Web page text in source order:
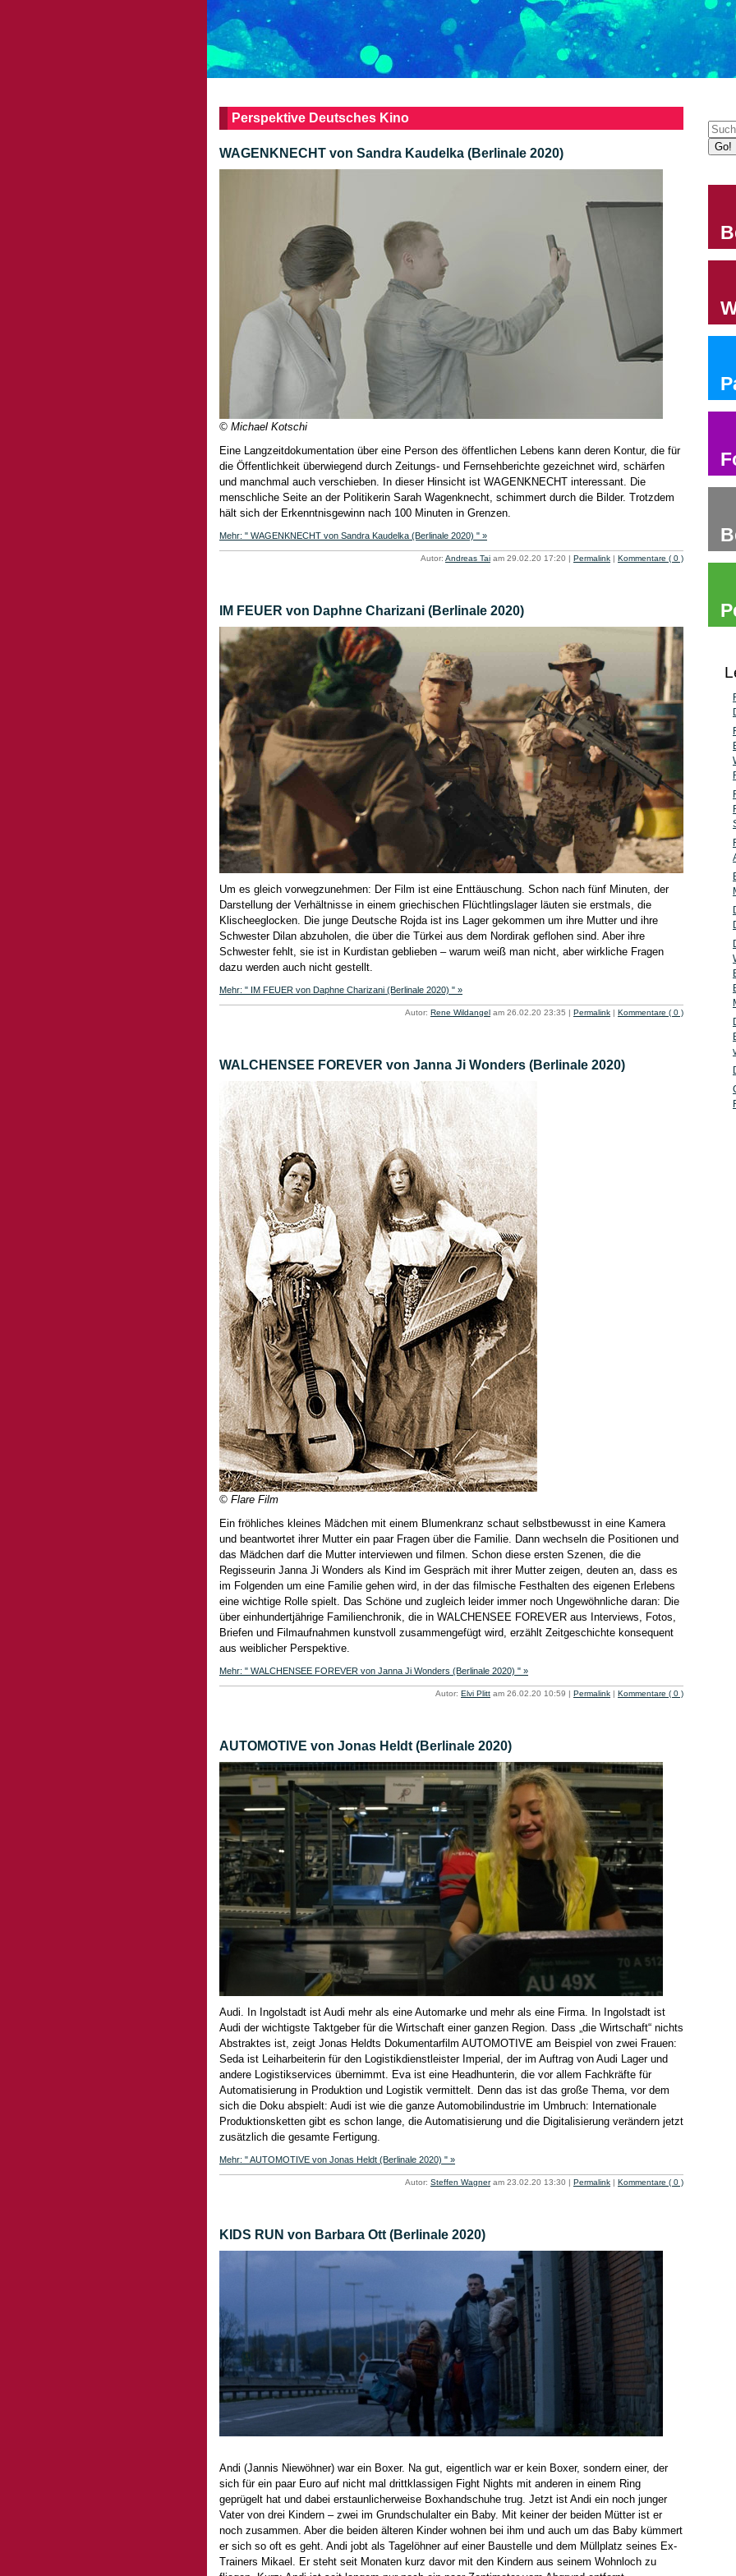
Perspektive Deutsches Kino
WAGENKNECHT von Sandra Kaudelka (Berlinale 2020)
© Michael Kotschi
Eine Langzeitdokumentation über eine Person des öffentlichen Lebens kann deren Kontur, die für
die Öffentlichkeit überwiegend durch Zeitungs- und Fernsehberichte gezeichnet wird, schärfen
und manchmal auch verschieben. In dieser Hinsicht ist WAGENKNECHT interessant. Die
menschliche Seite an der Politikerin Sarah Wagenknecht, schimmert durch die Bilder. Trotzdem
hält sich der Erkenntnisgewinn nach 100 Minuten in Grenzen.
Mehr: " WAGENKNECHT von Sandra Kaudelka (Berlinale 2020) " »
Autor: Andreas Tai am 29.02.20 17:20 | Permalink | Kommentare ( 0 )
IM FEUER von Daphne Charizani (Berlinale 2020)
Um es gleich vorwegzunehmen: Der Film ist eine Enttäuschung. Schon nach fünf Minuten, der
Darstellung der Verhältnisse in einem griechischen Flüchtlingslager läuten sie erstmals, die
Klischeeglocken. Die junge Deutsche Rojda ist ins Lager gekommen um ihre Mutter und ihre
Schwester Dilan abzuholen, die über die Türkei aus dem Nordirak geflohen sind. Aber ihre
Schwester fehlt, sie ist in Kurdistan geblieben – warum weiß man nicht, aber wirkliche Fragen
dazu werden auch nicht gestellt.
Mehr: " IM FEUER von Daphne Charizani (Berlinale 2020) " »
Autor: Rene Wildangel am 26.02.20 23:35 | Permalink | Kommentare ( 0 )
WALCHENSEE FOREVER von Janna Ji Wonders (Berlinale 2020)
© Flare Film
Ein fröhliches kleines Mädchen mit einem Blumenkranz schaut selbstbewusst in eine Kamera
und beantwortet ihrer Mutter ein paar Fragen über die Familie. Dann wechseln die Positionen und
das Mädchen darf die Mutter interviewen und filmen. Schon diese ersten Szenen, die die
Regisseurin Janna Ji Wonders als Kind im Gespräch mit ihrer Mutter zeigen, deuten an, dass es
im Folgenden um eine Familie gehen wird, in der das filmische Festhalten des eigenen Erlebens
eine wichtige Rolle spielt. Das Schöne und zugleich leider immer noch Ungewöhnliche daran: Die
über einhundertjährige Familienchronik, die in WALCHENSEE FOREVER aus Interviews, Fotos,
Briefen und Filmaufnahmen kunstvoll zusammengefügt wird, erzählt Zeitgeschichte konsequent
aus weiblicher Perspektive.
Mehr: " WALCHENSEE FOREVER von Janna Ji Wonders (Berlinale 2020) " »
Autor: Elvi Plitt am 26.02.20 10:59 | Permalink | Kommentare ( 0 )
AUTOMOTIVE von Jonas Heldt (Berlinale 2020)
Audi. In Ingolstadt ist Audi mehr als eine Automarke und mehr als eine Firma. In Ingolstadt ist
Audi der wichtigste Taktgeber für die Wirtschaft einer ganzen Region. Dass „die Wirtschaft“ nichts
Abstraktes ist, zeigt Jonas Heldts Dokumentarfilm AUTOMOTIVE am Beispiel von zwei Frauen:
Seda ist Leiharbeiterin für den Logistikdienstleister Imperial, der im Auftrag von Audi Lager und
andere Logistikservices übernimmt. Eva ist eine Headhunterin, die vor allem Fachkräfte für
Automatisierung in Produktion und Logistik vermittelt. Denn das ist das große Thema, vor dem
sich die Doku abspielt: Audi ist wie die ganze Automobilindustrie im Umbruch: Internationale
Produktionsketten gibt es schon lange, die Automatisierung und die Digitalisierung verändern jetzt
zusätzlich die gesamte Fertigung.
Mehr: " AUTOMOTIVE von Jonas Heldt (Berlinale 2020) " »
Autor: Steffen Wagneram 23.02.20 13:30 | Permalink | Kommentare ( 0 )
KIDS RUN von Barbara Ott (Berlinale 2020)
Andi (Jannis Niewöhner) war ein Boxer. Na gut, eigentlich war er kein Boxer, sondern einer, der
sich für ein paar Euro auf nicht mal drittklassigen Fight Nights mit anderen in einem Ring
geprügelt hat und dabei erstaunlicherweise Boxhandschuhe trug. Jetzt ist Andi ein noch junger
Vater von drei Kindern – zwei im Grundschulalter ein Baby. Mit keiner der beiden Mütter ist er
noch zusammen. Aber die beiden älteren Kinder wohnen bei ihm und auch um das Baby kümmert
er sich so oft es geht. Andi jobt als Tagelöhner auf einer Baustelle und dem Müllplatz seines Ex-
Trainers Mikael. Er steht seit Monaten kurz davor mit den Kindern aus seinem Wohnloch zu